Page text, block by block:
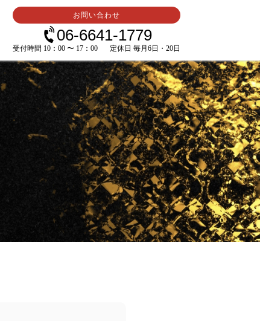
お問い合わせ
06-6641-1779
受付時間 10：00 〜 17：00 定休日 毎月6日・20日